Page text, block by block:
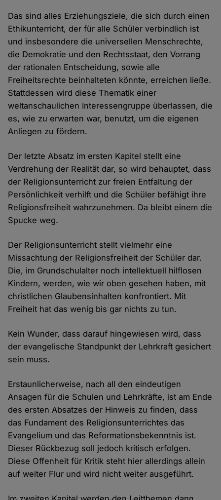
Das sind alles Erziehungsziele, die sich durch einen
Ethikunterricht, der für alle Schüler verbindlich ist
und insbesondere die universellen Menschrechte,
die Demokratie und den Rechtsstaat, den Vorrang
der rationalen Entscheidung, sowie alle
Freiheitsrechte beinhalteten könnte, erreichen ließe.
Stattdessen wird diese Thematik einer
weltanschaulichen Interessengruppe überlassen, die
es, wie zu erwarten war, benutzt, um die eigenen
Anliegen zu fördern.
Der letzte Absatz im ersten Kapitel stellt eine
Verdrehung der Realität dar, so wird behauptet, dass
der Religionsunterricht zur freien Entfaltung der
Persönlichkeit verhilft und die Schüler befähigt ihre
Religionsfreiheit wahrzunehmen. Da bleibt einem die
Spucke weg.
Der Religionsunterricht stellt vielmehr eine
Missachtung der Religionsfreiheit der Schüler dar.
Die, im Grundschulalter noch intellektuell hilflosen
Kindern, werden, wie wir oben gesehen haben, mit
christlichen Glaubensinhalten konfrontiert. Mit
Freiheit hat das wenig bis gar nichts zu tun.
Kein Wunder, dass darauf hingewiesen wird, dass
der evangelische Standpunkt der Lehrkraft gesichert
sein muss.
Erstaunlicherweise, nach all den eindeutigen
Ansagen für die Schulen und Lehrkräfte, ist am Ende
des ersten Absatzes der Hinweis zu finden, dass
das Fundament des Religionsunterrichtes das
Evangelium und das Reformationsbekenntnis ist.
Dieser Rückbezug soll jedoch kritisch erfolgen.
Diese Offenheit für Kritik steht hier allerdings allein
auf weiter Flur und wird nicht weiter ausgeführt.